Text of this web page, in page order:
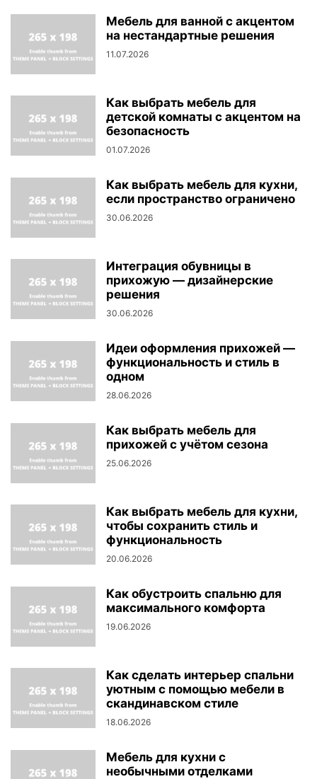
Мебель для ванной с акцентом
на нестандартные решения
11.07.2026
Как выбрать мебель для
детской комнаты с акцентом на
безопасность
01.07.2026
Как выбрать мебель для кухни,
если пространство ограничено
30.06.2026
Интеграция обувницы в
прихожую — дизайнерские
решения
30.06.2026
Идеи оформления прихожей —
функциональность и стиль в
одном
28.06.2026
Как выбрать мебель для
прихожей с учётом сезона
25.06.2026
Как выбрать мебель для кухни,
чтобы сохранить стиль и
функциональность
20.06.2026
Как обустроить спальню для
максимального комфорта
19.06.2026
Как сделать интерьер спальни
уютным с помощью мебели в
скандинавском стиле
18.06.2026
Мебель для кухни с
необычными отделками